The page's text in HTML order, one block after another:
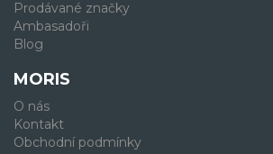
Prodávané značky
Ambasadoři
Blog
MORIS
O nás
Kontakt
Obchodní podmínky